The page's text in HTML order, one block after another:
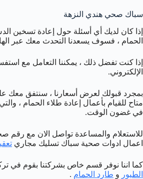
سباك صحي هندي النزهة
إذا كان لديك أي أسئلة حول إعادة تسخين
الحمام ، فسوف يسعدنا التحدث معك عبر
إذا كنت تفضل ذلك ، يمكننا التعامل مع
الإلكتروني.
بمجرد قبولك لعرض أسعارنا ، سنتفق معك
متاح للقيام بأعمال إعادة طلاء الحمام ،
في غضون الوقت.
للاستعلام والمساعدة تواصل الان مع رقم
اعمال ادوات صحية سباك تسليك مجاري
كما اننا نوفر قسم خاص بشركتنا بقوم في
الطيور و طارد الحمام .